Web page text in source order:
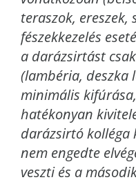
teraszok,
fészekkezelés
a darázsirtást
(lambéria,
minimális
hatékonyan
darázsirtó kolléga
nem engedte
veszti és a